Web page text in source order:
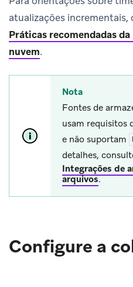
atualizações incrementais,
Práticas recomendadas
nuvem.
Nota
Fontes de
usam requisitos
e não suportam
detalhes,
Integrações de
arquivos.
Configure a